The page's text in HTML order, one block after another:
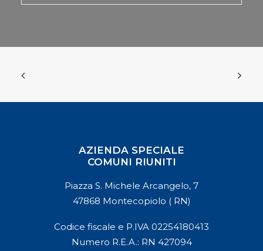
AZIENDA SPECIALE
COMUNI RIUNITI
Piazza S. Michele Arcangelo, 7
47868 Montecopiolo ( RN)
Codice fiscale e P.IVA 02254180413
Numero R.E.A.: RN 427094